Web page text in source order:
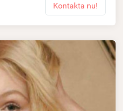
Kontakta nu!